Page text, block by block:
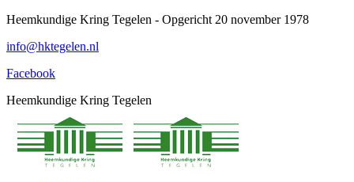
Spring
content
Heemkundige Kring Tegelen - Opgericht 20 november 1978
info@hktegelen.nl
Facebook
Heemkundige Kring Tegelen